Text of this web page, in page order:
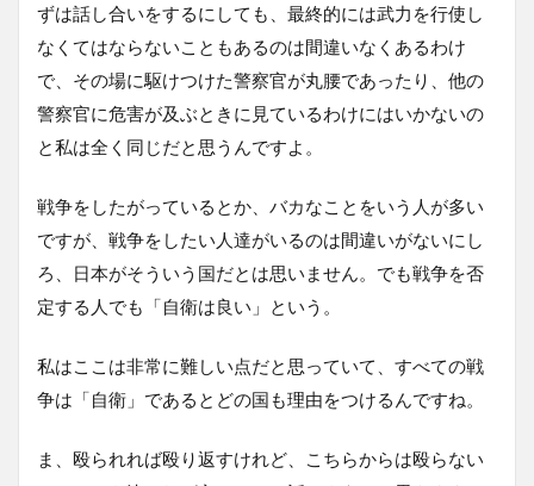
ずは話し合いをするにしても、最終的には武力を行使し
なくてはならないこともあるのは間違いなくあるわけ
で、その場に駆けつけた警察官が丸腰であったり、他の
警察官に危害が及ぶときに見ているわけにはいかないの
と私は全く同じだと思うんですよ。
戦争をしたがっているとか、バカなことをいう人が多い
ですが、戦争をしたい人達がいるのは間違いがないにし
ろ、日本がそういう国だとは思いません。でも戦争を否
定する人でも「自衛は良い」という。
私はここは非常に難しい点だと思っていて、すべての戦
争は「自衛」であるとどの国も理由をつけるんですね。
ま、殴られれば殴り返すけれど、こちらからは殴らない